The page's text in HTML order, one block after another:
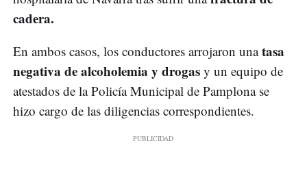
cadera.
En ambos casos, los conductores arrojaron unatasa
negativa de alcoholemia y drogas y un equipo de
atestados de la Policía Municipal de Pamplona se
hizo cargo de las diligencias correspondientes.